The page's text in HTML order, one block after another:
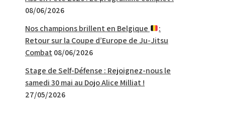
08/06/2026
Nos champions brillent en Belgique
:
Retour sur la Coupe d’Europe de Ju-Jitsu
Combat 08/06/2026
Stage de Self-Défense : Rejoignez-nous le
samedi 30 mai au Dojo Alice Milliat !
27/05/2026